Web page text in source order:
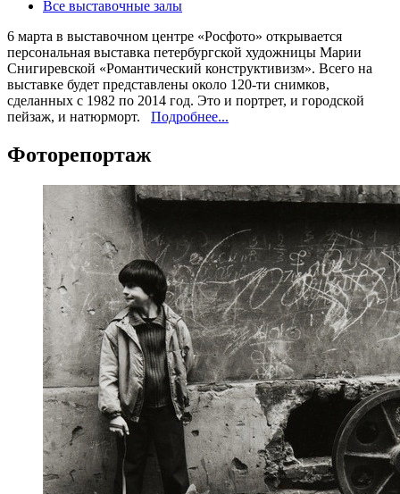
Все выставочные залы
6 марта в выставочном центре «Росфото» открывается
персональная выставка петербургской художницы Марии
Снигиревской «Романтический конструктивизм». Всего на
выставке будет представлены около 120-ти снимков,
сделанных с 1982 по 2014 год. Это и портрет, и городской
пейзаж, и натюрморт. Подробнее...
Фоторепортаж